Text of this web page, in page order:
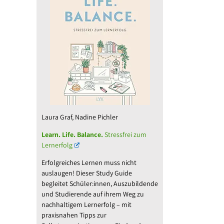
Laura Graf, Nadine Pichler
Learn. Life. Balance.Stressfrei zum
Lernerfolg
Erfolgreiches Lernen muss nicht
auslaugen! Dieser Study Guide
begleitet Schüler:innen, Auszubildende
und Studierende auf ihrem Weg zu
nachhaltigem Lernerfolg – mit
praxisnahen Tipps zur